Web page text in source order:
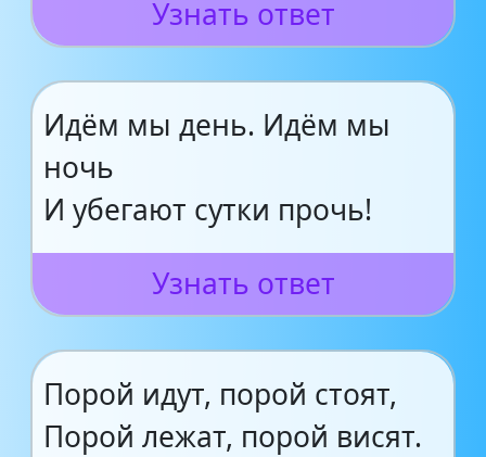
Узнать ответ
Идём мы день. Идём мы
ночь
И убегают сутки прочь!
Узнать ответ
Порой идут, порой стоят,
Порой лежат, порой висят.